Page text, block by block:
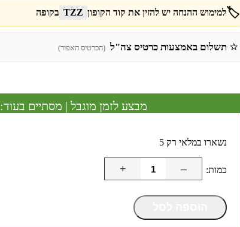
🏷️למימוש ההנחה יש להזין את קוד הקופון TZZ בקופה
⭐ תשלום באמצעות כרטיס צה"ל (הכרטיס האפור)
מבצע לזמן מוגבל | מסתיים בעוד:
נשארו במלאי רק 5
–
+